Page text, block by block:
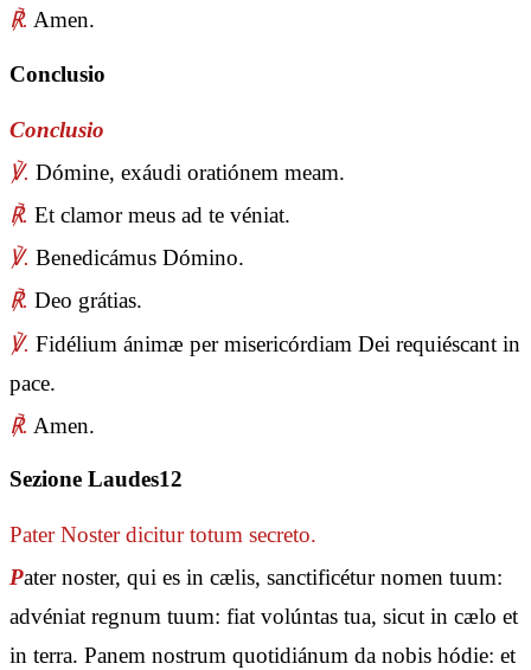
℟. Amen.
Conclusio
Conclusio
℣. Dómine, exáudi oratiónem meam.
℟. Et clamor meus ad te véniat.
℣. Benedicámus Dómino.
℟. Deo grátias.
℣. Fidélium ánimæ per misericórdiam Dei requiéscant in
pace.
℟. Amen.
Sezione Laudes12
Pater Nosterdicitur totum secreto.
Pater noster, qui es in cælis, sanctificétur nomen tuum:
advéniat regnum tuum: fiat volúntas tua, sicut in cælo et
in terra. Panem nostrum quotidiánum da nobis hódie: et